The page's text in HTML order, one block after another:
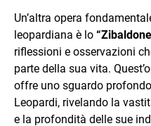
Un’altra opera
leopardiana è lo
riflessioni e osservazioni
parte della sua vita.
offre uno sguardo
Leopardi, rivelando la
e la profondità delle sue